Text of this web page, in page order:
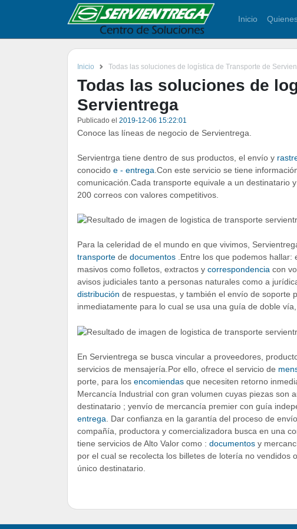
Inicio
Inicio Todas las soluciones de logística de Transporte de
Todas las soluciones de
Servientrega
Publicado el 2019-12-06 15:22:01
Conoce las líneas de negocio de Servientrega.
Servientrga tiene dentro de sus productos, el envío y
conocido e - entrega .Con este servicio se tiene
comunicación.Cada transporte equivale a un destinatario
200 correos con valores competitivos.
Para la celeridad de el mundo en que vivimos,
transporte de documentos .Entre los que podemos
masivos como folletos, extractos y correspondencia con
avisos judiciales tanto a personas naturales como a
distribución de respuestas, y también el envío de soporte
inmediatamente para lo cual se usa una guía de doble
En Servientrega se busca vincular a proveedores,
servicios de mensajería.Por ello, ofrece el servicio de
porte, para los encomiendas que necesiten retorno
Mercancía Industrial con gran volumen cuyas piezas son
destinatario ; yenvío de mercancía premier con guía
entrega . Dar confianza en la garantía del proceso de
compañía, productora y comercializadora busca en una
tiene servicios de Alto Valor como : documentos y
por el cual se recolecta los billetes de lotería no vendidos
único destinatario.